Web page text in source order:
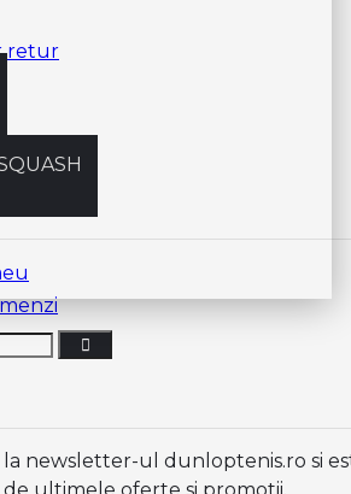
retur
newsletter-ul dunloptenis.ro si